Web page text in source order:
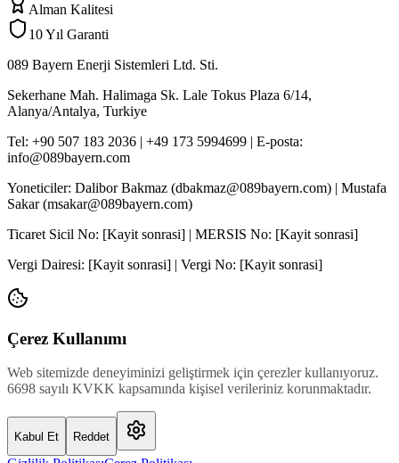
Alman Kalitesi
10 Yıl Garanti
089 Bayern Enerji Sistemleri Ltd. Sti.
Sekerhane Mah. Halimaga Sk. Lale Tokus Plaza 6/14,
Alanya/Antalya, Turkiye
Tel: +90 507 183 2036 | +49 173 5994699 | E-posta:
info@089bayern.com
Yoneticiler: Dalibor Bakmaz (dbakmaz@089bayern.com) | Mustafa
Sakar (msakar@089bayern.com)
Ticaret Sicil No: [Kayit sonrasi] | MERSIS No: [Kayit sonrasi]
Vergi Dairesi: [Kayit sonrasi] | Vergi No: [Kayit sonrasi]
Çerez Kullanımı
Web sitemizde deneyiminizi geliştirmek için çerezler kullanıyoruz.
6698 sayılı KVKK kapsamında kişisel verileriniz korunmaktadır.
Kabul Et Reddet